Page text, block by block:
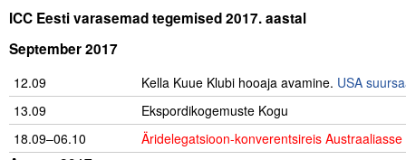
Liikmete pakkumised
Astu ICC Eesti liikmeks!
Kalender
ICC Eesti
ICC Eesti varasemad tegemised 2017. aastal
September 2017
12.09 Kella Kuue Klubi hooaja avamine. USA
13.09
Ekspordikogemuste Kogu
18.09–06.10
Äridelegatsioon-konverentsireis Austraaliasse